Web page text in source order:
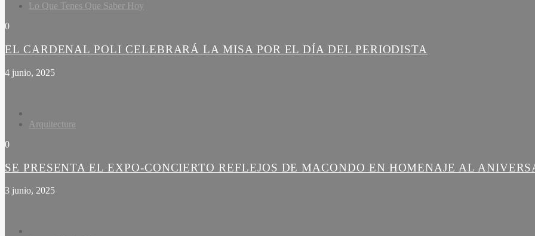
Lo Que Tenes Que Saber Hoy
0
EL CARDENAL POLI CELEBRARÁ LA MISA POR EL DÍA DEL PERIODISTA
4 junio, 2025
Arquitectura
0
SE PRESENTA EL EXPO-CONCIERTO REFLEJOS DE MACONDO EN HOMENAJE AL
3 junio, 2025